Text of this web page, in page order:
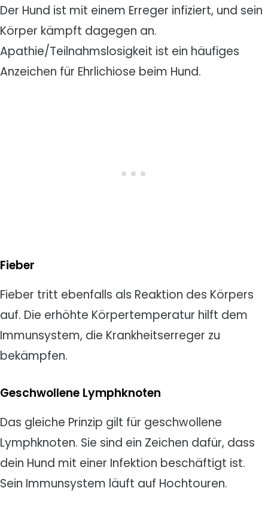
Der Hund ist mit einem Erreger infiziert, und sein
Körper kämpft dagegen an.
Apathie/Teilnahmslosigkeit ist ein häufiges
Anzeichen für Ehrlichiose beim Hund.
Fieber
Fieber tritt ebenfalls als Reaktion des Körpers
auf. Die erhöhte Körpertemperatur hilft dem
Immunsystem, die Krankheitserreger zu
bekämpfen.
Geschwollene Lymphknoten
Das gleiche Prinzip gilt für geschwollene
Lymphknoten. Sie sind ein Zeichen dafür, dass
dein Hund mit einer Infektion beschäftigt ist.
Sein Immunsystem läuft auf Hochtouren.